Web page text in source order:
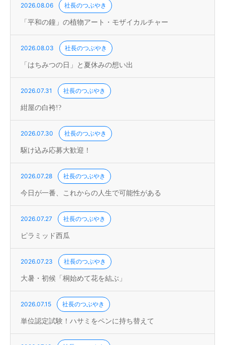
2026.08.06 社長のつぶやき
「平和の鐘」の植物アート・モザイカルチャー
2026.08.03 社長のつぶやき
「はちみつの日」と夏休みの想い出
2026.07.31 社長のつぶやき
紺屋の白袴!?
2026.07.30 社長のつぶやき
駆け込み応募大歓迎！
2026.07.28 社長のつぶやき
今日が一番、これからの人生で可能性がある
2026.07.27 社長のつぶやき
ピラミッド西瓜
2026.07.23 社長のつぶやき
大暑・初候「桐始めて花を結ぶ」
2026.07.15 社長のつぶやき
単位認定試験！ハサミをペンに持ち替えて